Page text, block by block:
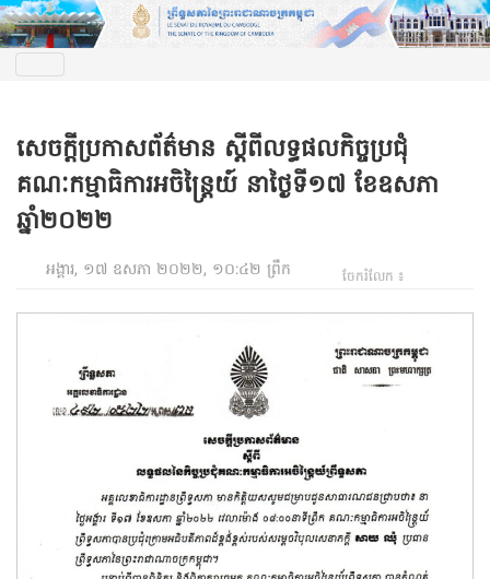
សេចកី្តប្រកាសព័ត៌មាន សី្តពីលទ្ធផលកិច្ចប្រជុំ
គណៈកម្មាធិការអចិន្ត្រៃយ៍ នាថ្ងៃទី១៧ ខែឧសភា
ឆ្នាំ២០២២
អង្គារ, ១៧ ឧសភា ២០២២, ១០:៤២ ព្រឹក ចែករំលែក ៖